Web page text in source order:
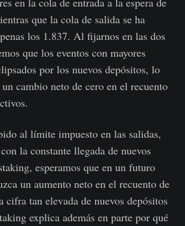
que la cola de salida se ha
los 1.837. Al fijarnos en las dos
que los eventos con mayores
por los nuevos depósitos, lo
cambio neto de cero en el recuento
al límite impuesto en las salidas,
la constante llegada de nuevos
esperamos que en un futuro
un aumento neto en el recuento de
cifra tan elevada de nuevos depósitos
explica además en parte por qué